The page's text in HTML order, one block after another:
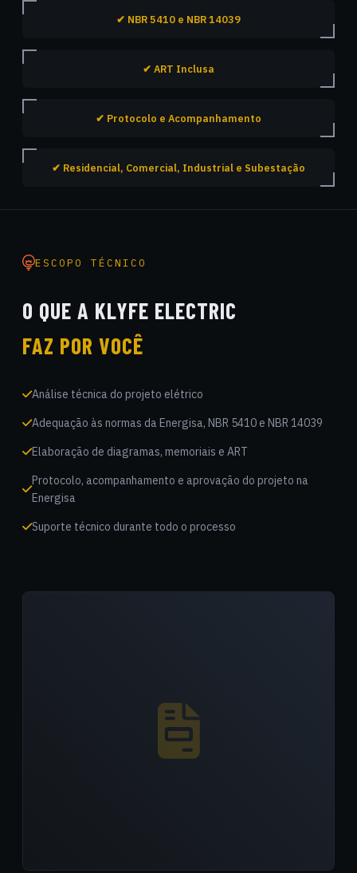
✔ NBR 5410 e NBR 14039
✔ ART Inclusa
✔ Protocolo e Acompanhamento
✔ Residencial, Comercial, Industrial e Subestação
ESCOPO TÉCNICO
O QUE A KLYFE ELECTRIC
FAZ POR VOCÊ
Análise técnica do projeto elétrico
Adequação às normas da Energisa, NBR 5410 e NBR 14039
Elaboração de diagramas, memoriais e ART
Protocolo, acompanhamento e aprovação do projeto na
Energisa
Suporte técnico durante todo o processo